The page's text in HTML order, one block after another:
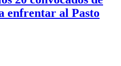
enfrentar al Pasto